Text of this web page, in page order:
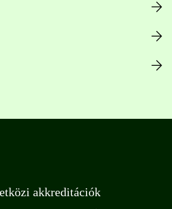
akkreditációk